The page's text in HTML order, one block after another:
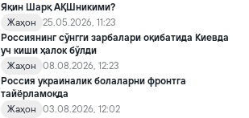
Яқин Шарқ АҚШникими?
Жаҳон
25.05.2026, 11:23
Россиянинг сўнгги зарбалари оқибатида Киевда
уч киши ҳалок бўлди
Жаҳон
08.08.2026, 12:23
Россия украиналик болаларни фронтга
тайёрламоқда
Жаҳон
03.08.2026, 12:02